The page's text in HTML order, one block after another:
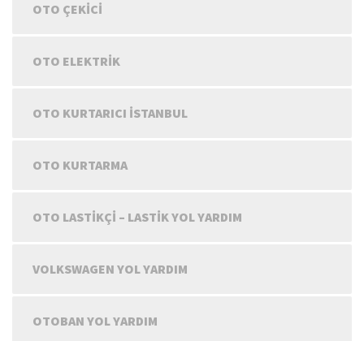
OTO ÇEKICI
OTO ELEKTRIK
OTO KURTARICI İSTANBUL
OTO KURTARMA
OTO LASTIKÇI – LASTIK YOL YARDIM
VOLKSWAGEN YOL YARDIM
OTOBAN YOL YARDIM